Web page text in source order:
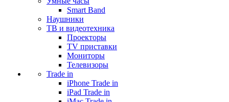
Smart Band
Наушники
ТВ и видеотехника
Проекторы
TV приставки
Мониторы
Телевизоры
Trade in
iPhone Trade in
iPad Trade in